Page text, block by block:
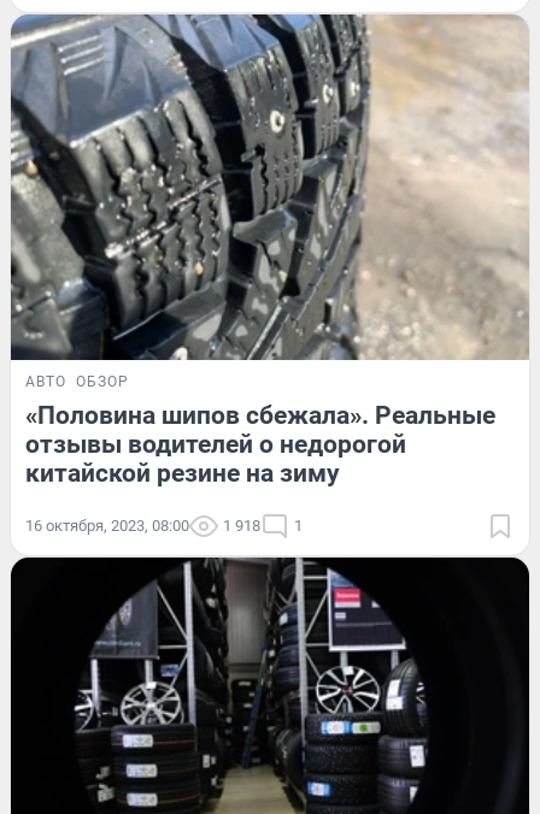
АВТО ОБЗОР
«Половина шипов сбежала». Реальные
отзывы водителей о недорогой
китайской резине на зиму
16 октября, 2023, 08:00 1 918 1